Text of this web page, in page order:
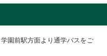
園前駅方面より通学バスをご